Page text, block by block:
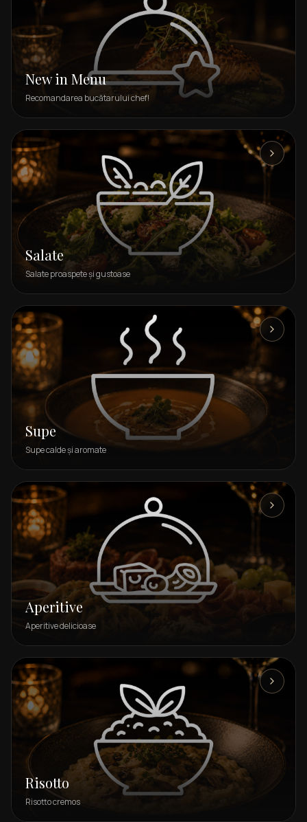
New in Menu
Recomandarea bucătarului chef!
Salate
Salate proaspete și gustoase
Supe
Supe calde și aromate
Aperitive
Aperitive delicioase
Risotto
Risotto cremos